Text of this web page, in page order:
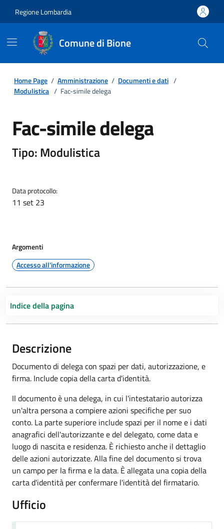
Regione Lombardia
Comune di Bione
Home Page / Amministrazione / Documenti e dati /
Modulistica / Fac-simile delega
Fac-simile delega
Tipo: Modulistica
Data protocollo:
11 set 23
Argomenti
Accesso all'informazione
Indice della pagina
Descrizione
Documento di delega con spazi per dati, autorizzazione, e
firma. Include copia della carta d'identità.
Il documento è una delega, in cui l'intestatario autorizza
un'altra persona a compiere azioni specifiche per suo
conto. La parte superiore include spazi per il nome e i dati
anagrafici dell'autorizzante e del delegato, come data e
luogo di nascita e residenza. È richiesto anche il dettaglio
delle azioni autorizzate. Alla fine del documento si trova
un campo per la firma e la data. È allegata una copia della
carta d'identità per confermare l'identità del firmatario.
Ufficio